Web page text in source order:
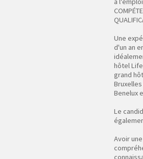
Une
d'un an
hôtel
grand
Benelux
Le
Avoir